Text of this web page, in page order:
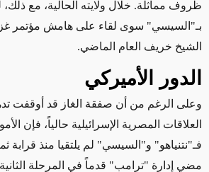
ظروف مماثلة. خلال ولايته الحالية، مع
بـ"السيسي" سوى لقاء على هامش مؤتمر
الشيخ خريف العام الماضي.
الدور الأميركي
وعلى الرغم من أن صفقة الغاز قد أوقفت
العلاقات المصرية الإسرائيلية حالياً، فإن
فـ"نتنياهو" و"السيسي" لم يلتقيا منذ قرابة
مضي إدارة "ترامب" قدماً في المرحلة